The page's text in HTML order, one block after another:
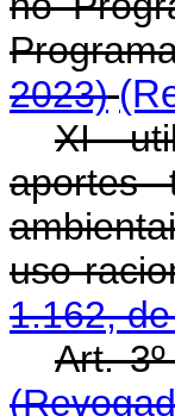
2023)
XI -
aportes
uso
1.162,
Art.